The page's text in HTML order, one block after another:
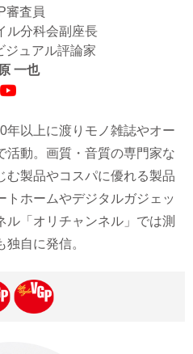
審査員
ル分科会副座長
ジュアル評論家
一也
年以上に渡りモノ雑誌やオー
活動。画質・音質の専門家な
む製品やコスパに優れる製品
ホームやデジタルガジェッ
ル「オリチャンネル」では測
自に発信。